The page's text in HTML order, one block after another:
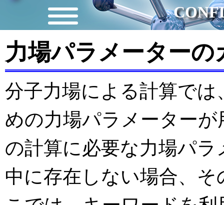
力場パラメーター
分子力場による計算で
めの力場パラメーター
の計算に必要な力場パ
中に存在しない場合、